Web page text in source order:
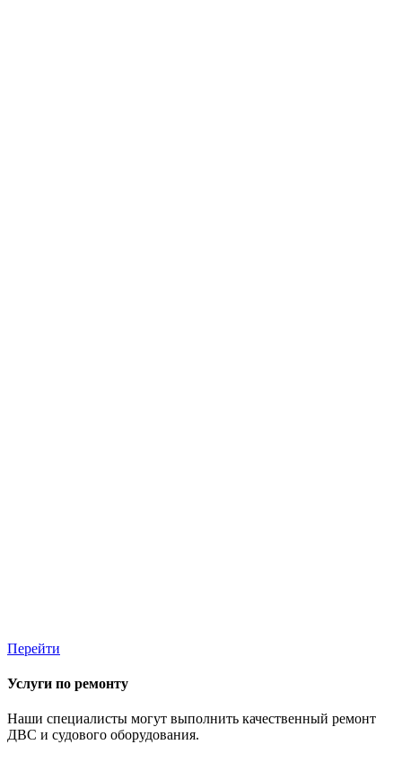
Перейти
Услуги по ремонту
Наши специалисты могут выполнить качественный ремонт
ДВС и судового оборудования.